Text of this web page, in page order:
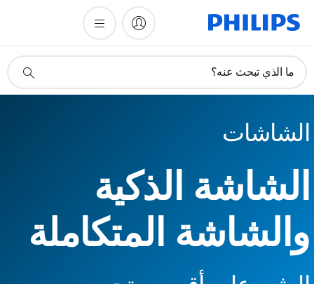
دعم
ما الذي تبحث عنه؟
الشاشات
الشاشة الذكية
والشاشة المتكاملة